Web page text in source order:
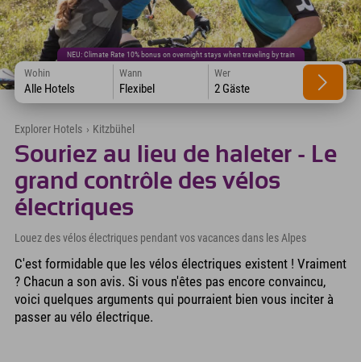
NEU: Climate Rate 10% bonus on overnight stays when traveling by train
Wohin
Alle Hotels
Wann
Flexibel
Wer
2 Gäste
Explorer Hotels › Kitzbühel
Souriez au lieu de haleter - Le
grand contrôle des vélos
électriques
Louez des vélos électriques pendant vos vacances dans les Alpes
C'est formidable que les vélos électriques existent ! Vraiment
? Chacun a son avis. Si vous n'êtes pas encore convaincu,
voici quelques arguments qui pourraient bien vous inciter à
passer au vélo électrique.